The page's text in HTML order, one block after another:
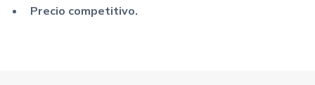
Precio competitivo.